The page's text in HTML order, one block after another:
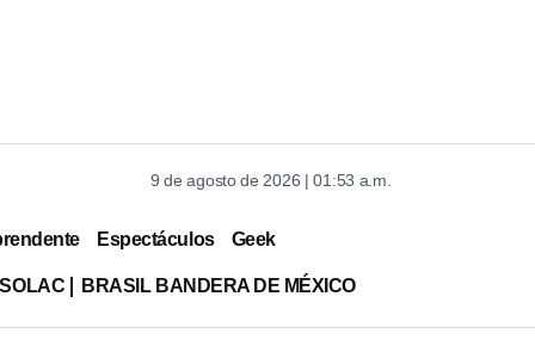
9 de agosto de 2026 | 01:53 a.m.
Espectáculos Geek
BRASIL BANDERA DE MÉXICO